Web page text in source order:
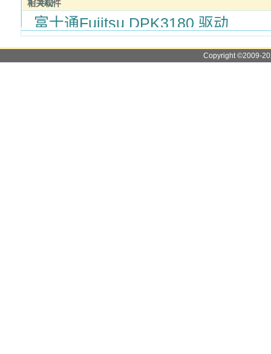
相关软件
富士通Fujitsu DPK3180 驱动
Copyright ©2009-